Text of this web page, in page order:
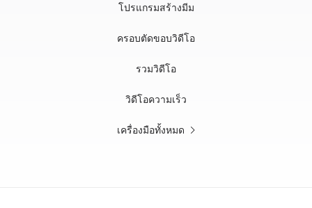
โปรแกรมสร้างมีม
ครอบตัดขอบวิดีโอ
รวมวิดีโอ
วิดีโอความเร็ว
เครื่องมือทั้งหมด